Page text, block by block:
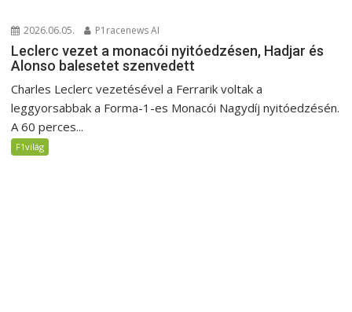
2026.06.05. P1racenews AI
Leclerc vezet a monacói nyitóedzésen, Hadjar és
Alonso balesetet szenvedett
Charles Leclerc vezetésével a Ferrarik voltak a
leggyorsabbak a Forma-1-es Monacói Nagydíj nyitóedzésén.
A 60 perces...
F1világ